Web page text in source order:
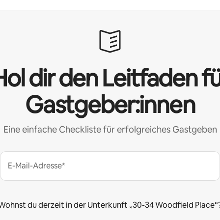
dir den Leitfaden
Gastgeber:innen
Eine einfache Checkliste für erfolgreiches Gastgeben
E-Mail-Adresse*
du derzeit in der Unterkunft „30-34 Woodfield